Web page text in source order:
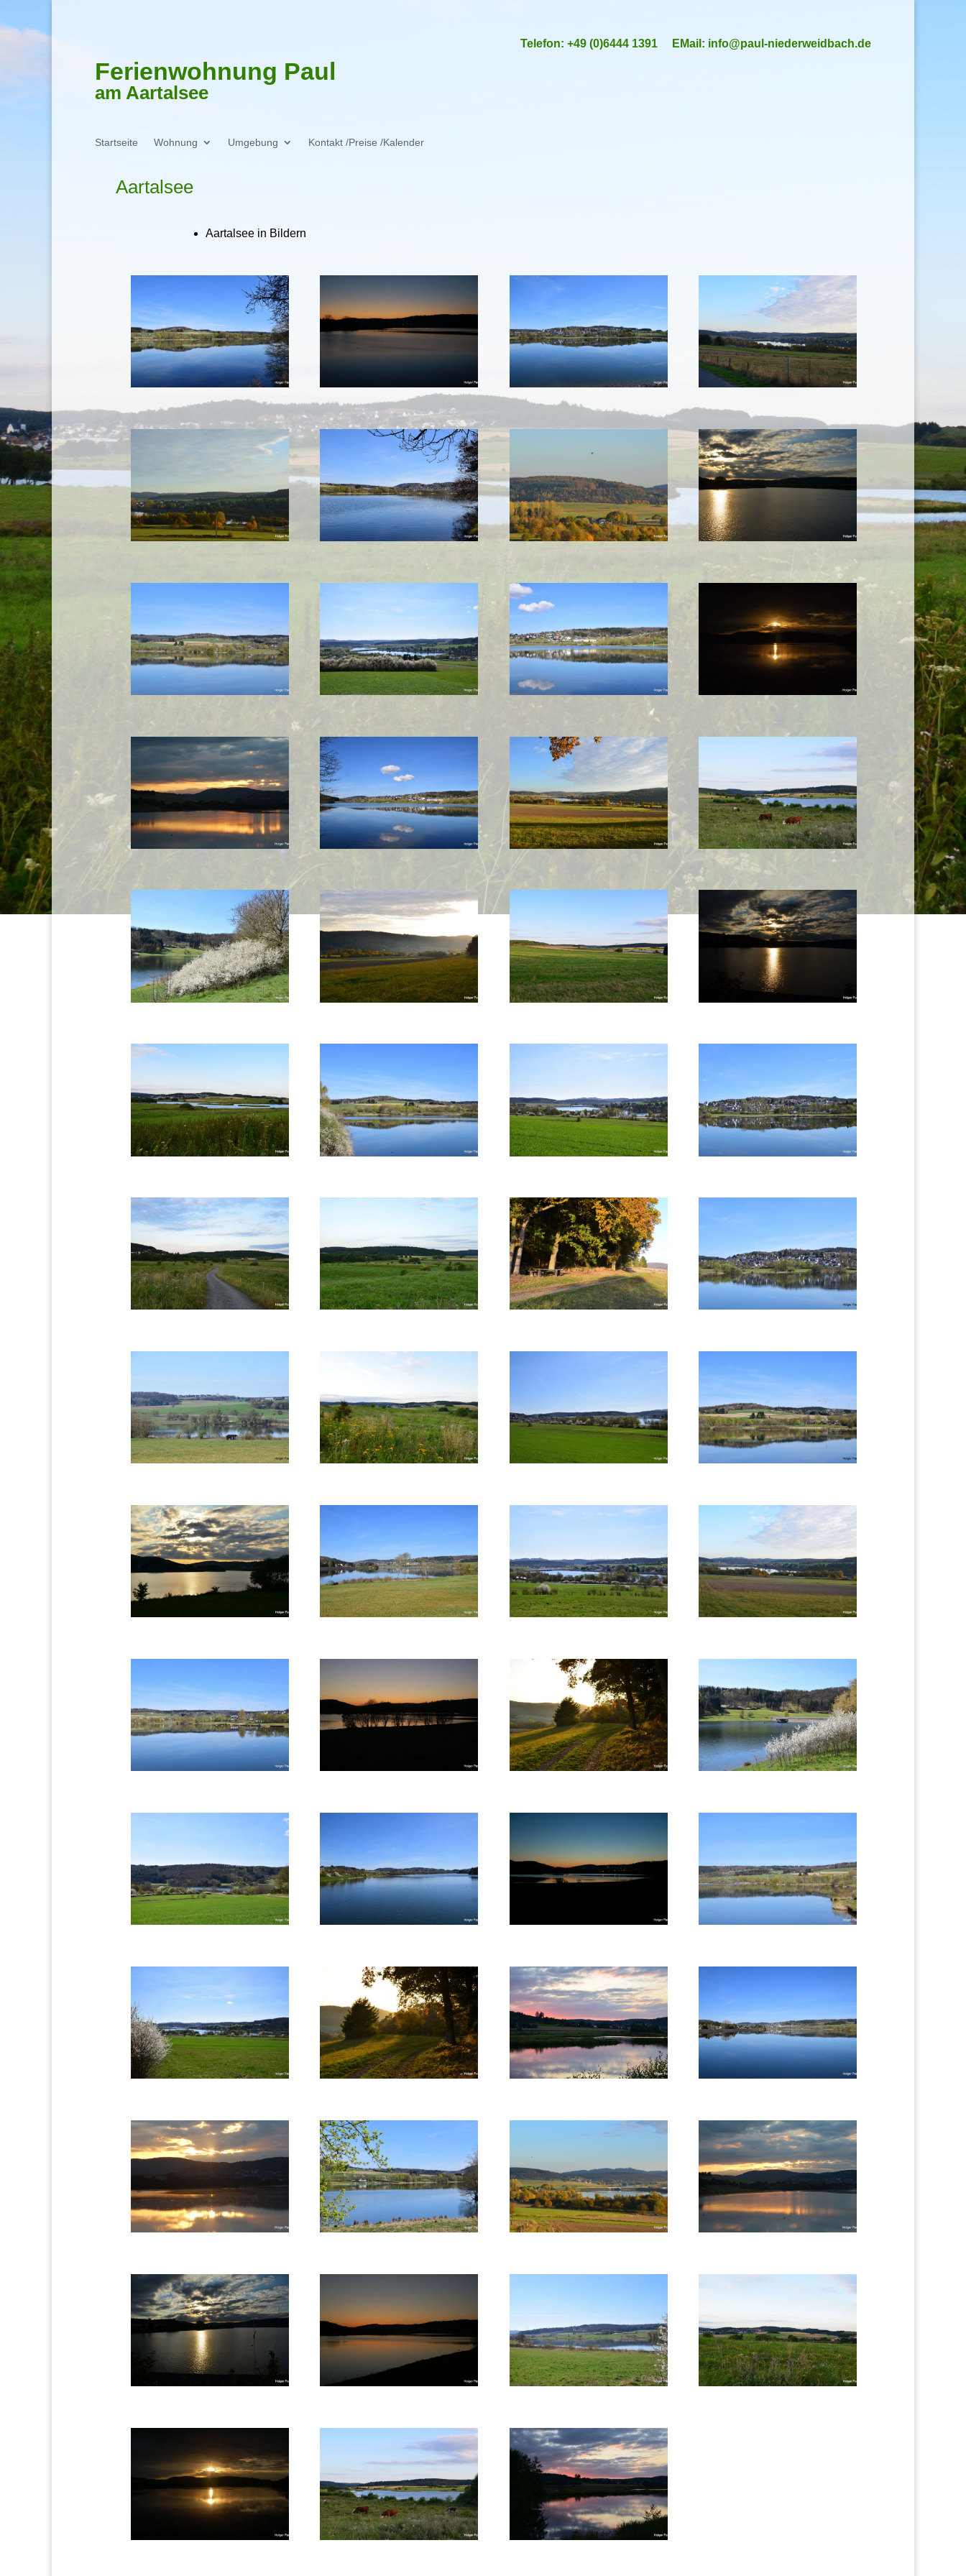
Telefon: +49 (0)6444 1391 EMail: info@paul-niederweidbach.de
Ferienwohnung Paul
am Aartalsee
Startseite Wohnung Umgebung Kontakt /Preise /Kalender
Aartalsee
Aartalsee in Bildern